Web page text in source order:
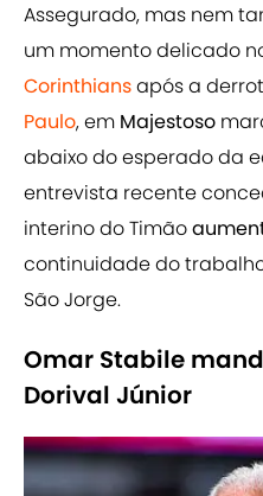
Assegurado, mas nem
um momento delicado
Corinthiansapós a
Paulo, em Majestoso
abaixo do esperado da
entrevista recente
interino do Timão
continuidade do
São Jorge.
Omar Stabile
Dorival Júnior